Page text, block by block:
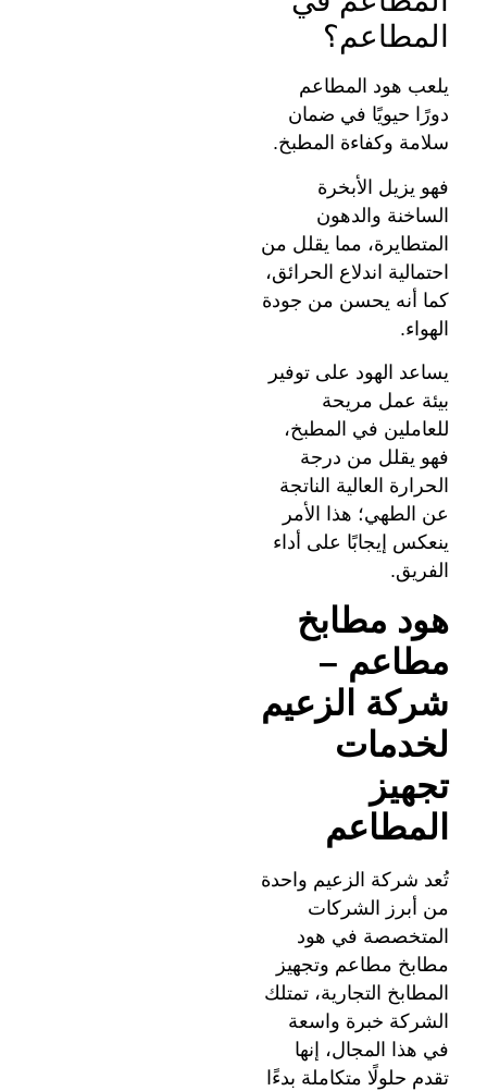
المطاعم؟
يلعب هود المطاعم
دورًا حيويًا في ضمان
سلامة وكفاءة المطبخ.
فهو يزيل الأبخرة
الساخنة والدهون
المتطايرة، مما يقلل من
احتمالية اندلاع الحرائق،
كما أنه يحسن من جودة
الهواء.
يساعد الهود على توفير
بيئة عمل مريحة
للعاملين في المطبخ،
فهو يقلل من درجة
الحرارة العالية الناتجة
عن الطهي؛ هذا الأمر
ينعكس إيجابًا على أداء
الفريق.
هود مطابخ
مطاعم –
شركة الزعيم
لخدمات
تجهيز
المطاعم
تُعد شركة الزعيم واحدة
من أبرز الشركات
المتخصصة في هود
مطابخ مطاعم وتجهيز
المطابخ التجارية، تمتلك
الشركة خبرة واسعة
في هذا المجال، إنها
تقدم حلولًا متكاملة بدءًا